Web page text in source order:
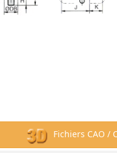
Fichiers CAO /